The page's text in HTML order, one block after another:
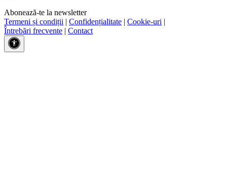
Abonează-te la newsletter
Termeni și condiții | Confidențialitate | Cookie-uri |
Întrebări frecvente | Contact